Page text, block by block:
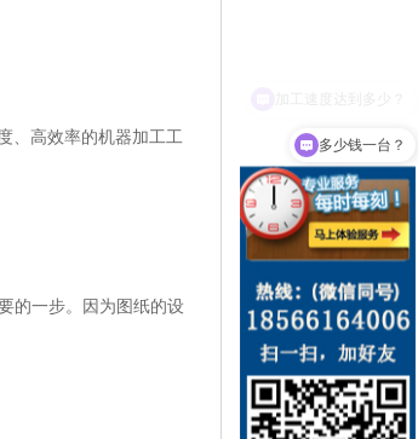
、高效率的机器加工工
的一步。因为图纸的设
多少钱一台？